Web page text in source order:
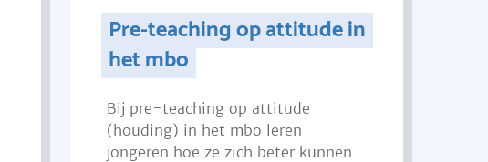
Pre-teaching op attitude in
het mbo
Bij pre-teaching op attitude
(houding) in het mbo leren
jongeren hoe ze zich beter kunnen